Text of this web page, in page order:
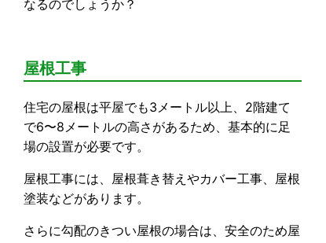
なるのでしょうか？
屋根工事
住宅の屋根は平屋でも3メートル以上、2階建て
で6〜8メートルの高さがあるため、基本的に足
場の設置が必要です。
屋根工事には、屋根葺き替えやカバー工事、屋根
塗装などがあります。
さらに勾配のきつい屋根の場合は、安全のため屋